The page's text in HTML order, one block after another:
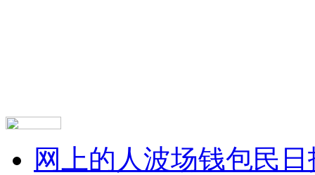
网上的人波场钱包民日